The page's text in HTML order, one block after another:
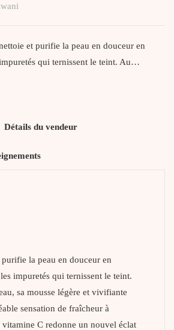
et purifie la peau en douceur en
qui ternissent le teint. Au…
Détails du vendeur
la peau en douceur en
impuretés qui ternissent le teint.
sa mousse légère et vivifiante
sensation de fraîcheur à
C redonne un nouvel éclat